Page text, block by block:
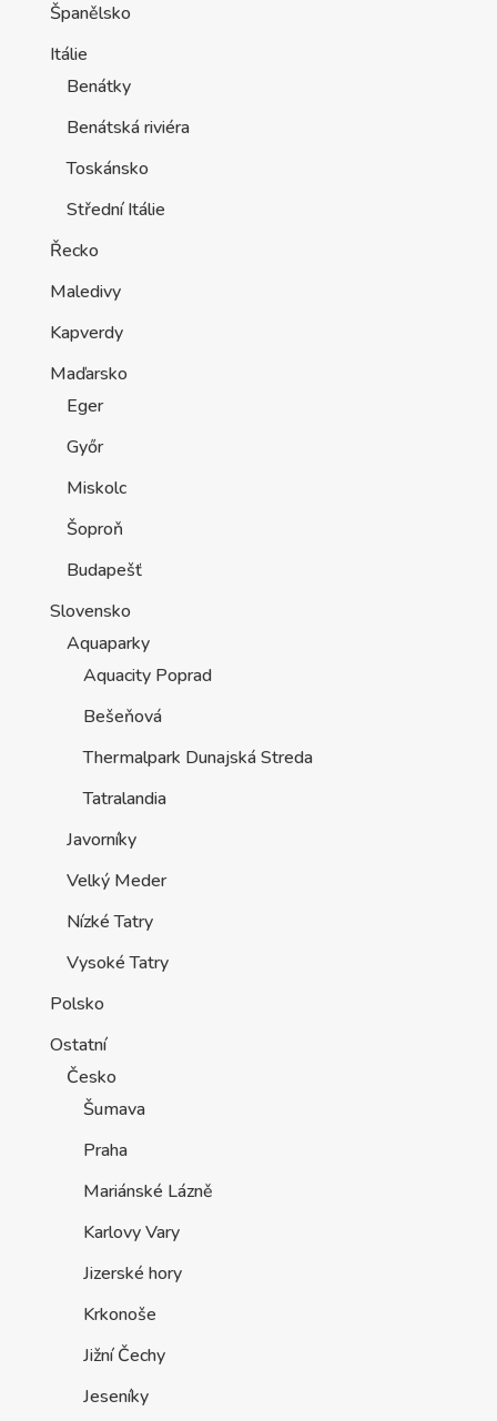
Španělsko
Itálie
Benátky
Benátská riviéra
Toskánsko
Střední Itálie
Řecko
Maledivy
Kapverdy
Maďarsko
Eger
Győr
Miskolc
Šoproň
Budapešť
Slovensko
Aquaparky
Aquacity Poprad
Bešeňová
Thermalpark Dunajská Streda
Tatralandia
Javorníky
Velký Meder
Nízké Tatry
Vysoké Tatry
Polsko
Ostatní
Česko
Šumava
Praha
Mariánské Lázně
Karlovy Vary
Jizerské hory
Krkonoše
Jižní Čechy
Jeseníky